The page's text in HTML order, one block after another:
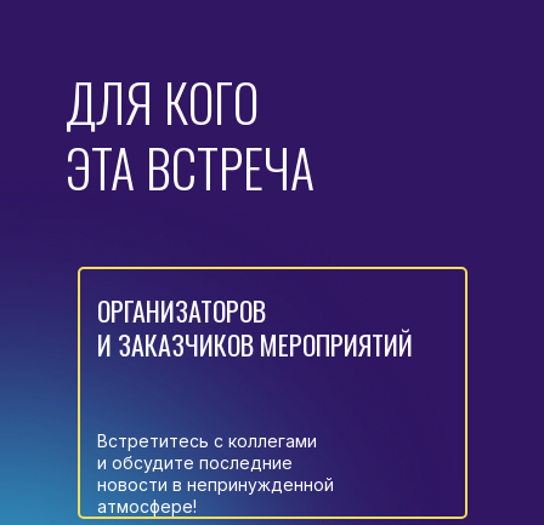
ДЛЯ КОГО
ЭТА ВСТРЕЧА
ОРГАНИЗАТОРОВ
И ЗАКАЗЧИКОВ МЕРОПРИЯТИЙ
Встретитесь с коллегами
и обсудите последние
новости в непринужденной
атмосфере!